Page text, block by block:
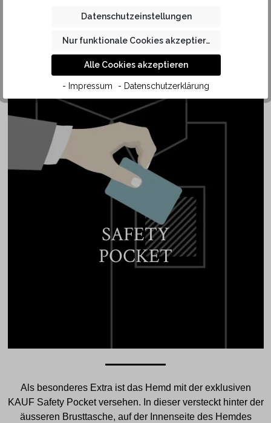
einer sportiven Krawatte aus feinerem Stoff und schmäleren
Krawattenknoten tragen. Dank der hochwertigen
Baumwolle in KAUF Qualität liegt der Kragen des Hemdes
angenehm weich auf der Haut.
SAFETY
POCKET
Als besonderes Extra ist das Hemd mit der exklusiven
KAUF Safety Pocket versehen. In dieser versteckt hinter der
äusseren Brusttasche, auf der Innenseite des Hemdes
Datenschutzeinstellungen
Nur funktionale Cookies akzeptieren
Alle Cookies akzeptieren
- Impressum - Datenschutzerklärung